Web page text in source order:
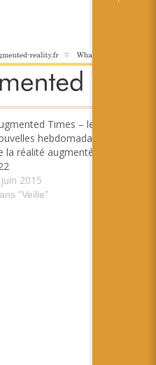
Times – les
hebdomadaires
la réalité augmentée –
2015
"Veille"